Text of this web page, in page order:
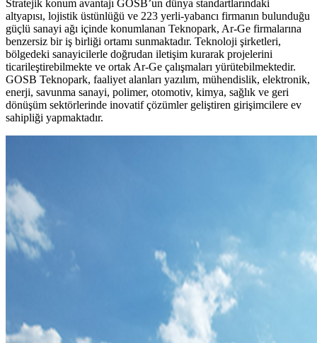
Stratejik konum avantajı GOSB’un dünya standartlarındaki
altyapısı, lojistik üstünlüğü ve 223 yerli-yabancı firmanın bulunduğu
güçlü sanayi ağı içinde konumlanan Teknopark, Ar-Ge firmalarına
benzersiz bir iş birliği ortamı sunmaktadır. Teknoloji şirketleri,
bölgedeki sanayicilerle doğrudan iletişim kurarak projelerini
ticarileştirebilmekte ve ortak Ar-Ge çalışmaları yürütebilmektedir.
GOSB Teknopark, faaliyet alanları yazılım, mühendislik, elektronik,
enerji, savunma sanayi, polimer, otomotiv, kimya, sağlık ve geri
dönüşüm sektörlerinde inovatif çözümler geliştiren girişimcilere ev
sahipliği yapmaktadır.